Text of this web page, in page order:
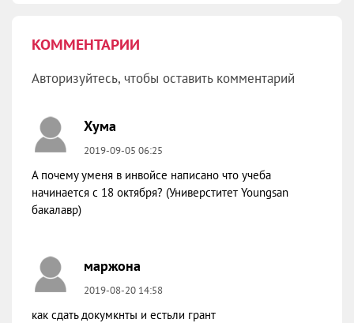
Высшее образование в Южной Корее
Языковые курсы при университетах 한국어학당
КОММЕНТАРИИ
Авторизуйтесь, чтобы оставить комментарий
Хума
2019-09-05 06:25
А почему уменя в инвойсе написано что учеба
начинается с 18 октября? (Универститет Youngsan
бакалавр)
маржона
2019-08-20 14:58
как сдать докумкнты и естьли грант